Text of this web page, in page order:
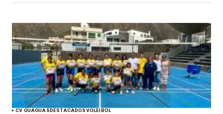
CV GUAGUASDESTACADOSVOLEIBOL